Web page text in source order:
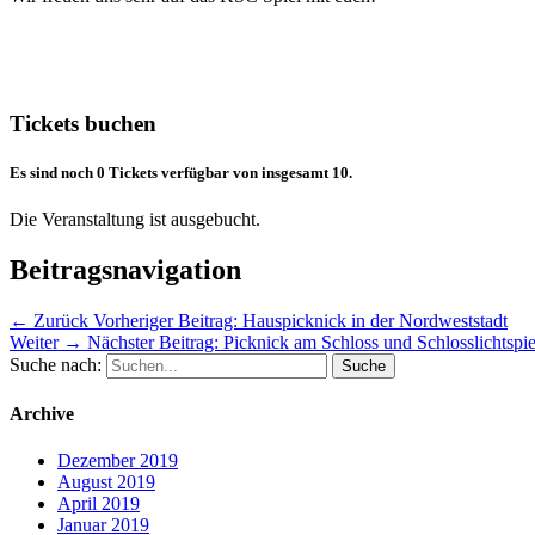
Tickets buchen
Es sind noch 0 Tickets verfügbar von insgesamt 10.
Die Veranstaltung ist ausgebucht.
Beitragsnavigation
← Zurück Vorheriger Beitrag: Hauspicknick in der Nordweststadt
Weiter → Nächster Beitrag: Picknick am Schloss und
Suche nach:
Archive
Dezember 2019
August 2019
April 2019
Januar 2019